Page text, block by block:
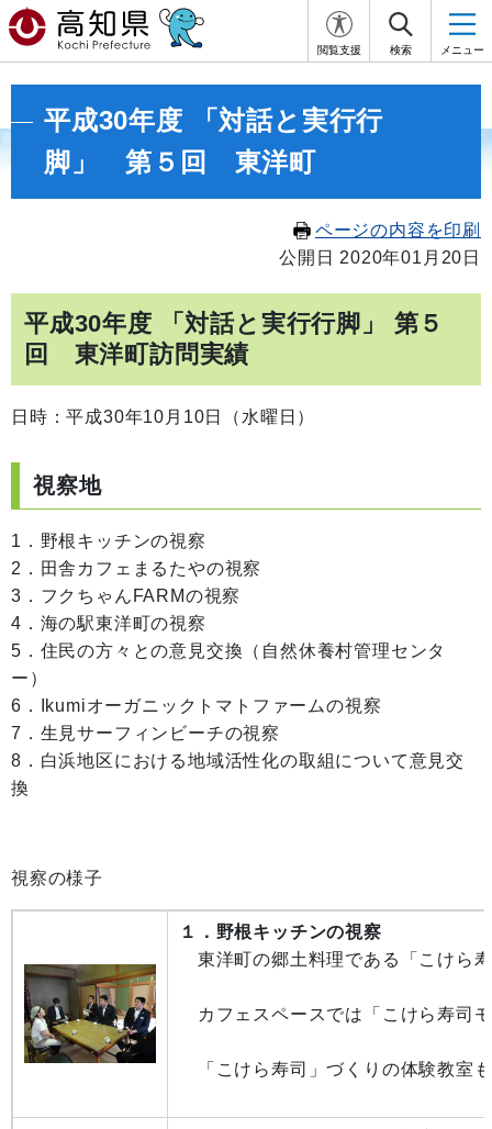
閲覧支援 検索 メニュー
平成30年度 「対話と実行行
脚」 第５回 東洋町
ページの内容を印刷
公開日 2020年01月20日
平成30年度 「対話と実行行脚」 第５
回 東洋町訪問実績
日時：平成30年10月10日（水曜日）
視察地
1．野根キッチンの視察
2．田舎カフェまるたやの視察
3．フクちゃんFARMの視察
4．海の駅東洋町の視察
5．住民の方々との意見交換（自然休養村管理センタ
ー）
6．Ikumiオーガニックトマトファームの視察
7．生見サーフィンビーチの視察
8．白浜地区における地域活性化の取組について意見交
換
視察の様子
１．野根キッチンの視察
東洋町の郷土料理である「こけら
カフェスペースでは「こけら寿司
「こけら寿司」づくりの体験教室